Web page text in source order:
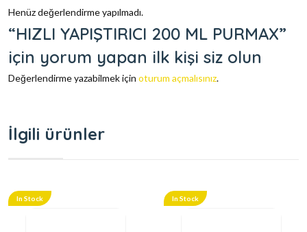
Henüz değerlendirme yapılmadı.
“HIZLI YAPIŞTIRICI 200 ML PURMAX”
için yorum yapan ilk kişi siz olun
Değerlendirme yazabilmek için oturum açmalısınız.
İlgili ürünler
In Stock In Stock